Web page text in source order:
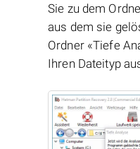
Sie zu dem
aus dem sie
Ordner «Tiefe
Ihren Dateityp